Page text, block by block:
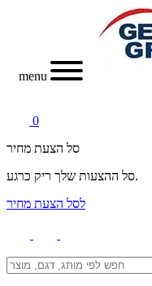
menu
0
סל הצעת מחיר
סל ההצעות שלך ריק כרגע.
לסל הצעת מחיר